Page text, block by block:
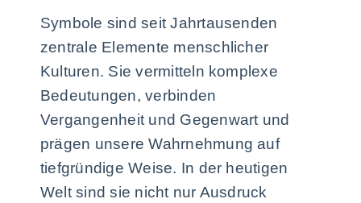
Symbole sind seit Jahrtausenden
zentrale Elemente menschlicher
Kulturen. Sie vermitteln komplexe
Bedeutungen, verbinden
Vergangenheit und Gegenwart und
prägen unsere Wahrnehmung auf
tiefgründige Weise. In der heutigen
Welt sind sie nicht nur Ausdruck